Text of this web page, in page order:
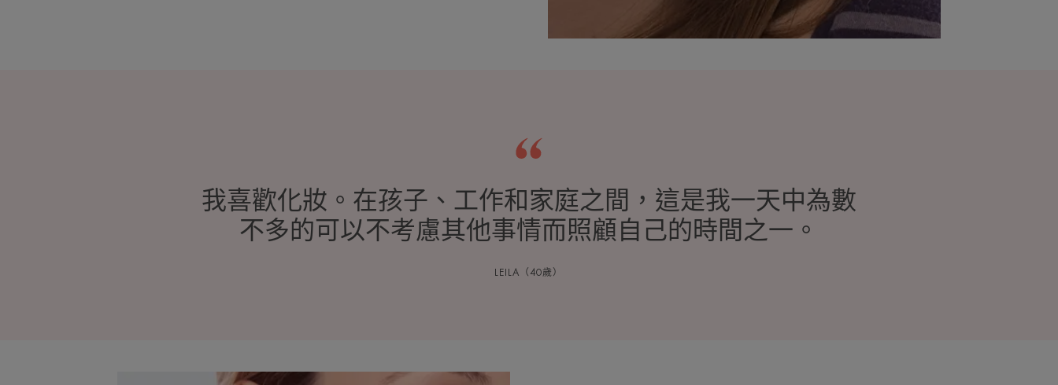
我喜歡化妝。在孩子、工作和家庭之間，這是我一天中為數
不多的可以不考慮其他事情而照顧自己的時間之一。
LEILA（40歲）